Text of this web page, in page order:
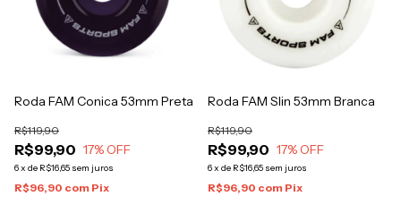
Roda FAM Conica 53mm Preta
R$99,90
R$119,90
17% OFF
6x de R$16,65 sem juros
R$96,90 com Pix
Roda FAM Slin 53mm Branca
R$99,90
R$119,90
17% OFF
6x de R$16,65 sem juros
R$96,90 com Pix